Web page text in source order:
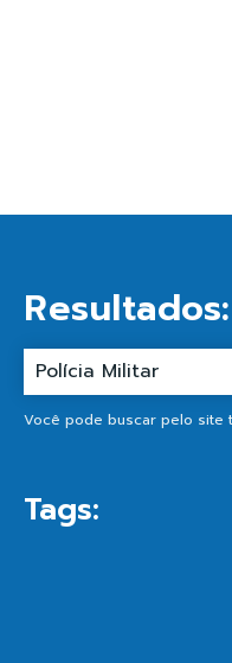
Resultados:
Você pode buscar pelo site
Tags: